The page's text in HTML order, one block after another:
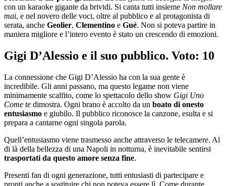
con un karaoke gigante da brividi. Si canta tutti insieme Non mollare
mai, e nel novero delle voci, oltre al pubblico e al protagonista di
serata, anche Geolier, Clementino e Gué. Non si poteva partire in
maniera migliore e l’intero evento è stato un crescendo di emozioni.
Gigi D’Alessio e il suo pubblico. Voto: 10
La connessione che Gigi D’Alessio ha con la sua gente è
incredibile. Gli anni passano, ma questo legame non viene
minimamente scalfito, come lo spettacolo dello show Gigi Uno
Come te dimostra. Ogni brano è accolto da un boato di onesto
entusiasmo e giubilo. Il pubblico riconosce la canzone, esulta e si
prepara a cantarne ogni singola parola.
Quell’entusiasmo viene trasmesso anche attraverso le telecamere. Al
di là della bellezza di una Napoli in notturna, è inevitabile sentirsi
trasportati da questo amore senza fine.
Presenti fan di ogni generazione, tutti entusiasti di partecipare e
pronti anche a sostituire chi non poteva essere lì. Come durante